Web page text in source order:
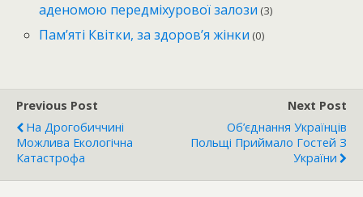
аденомою передміхурової залози (3)
Пам’яті Квітки, за здоров’я жінки (0)
Previous Post
На Дрогобиччині
Можлива Екологічна
Катастрофа
Next Post
Об’єднання Українців
Польщі Приймало Гостей З
України